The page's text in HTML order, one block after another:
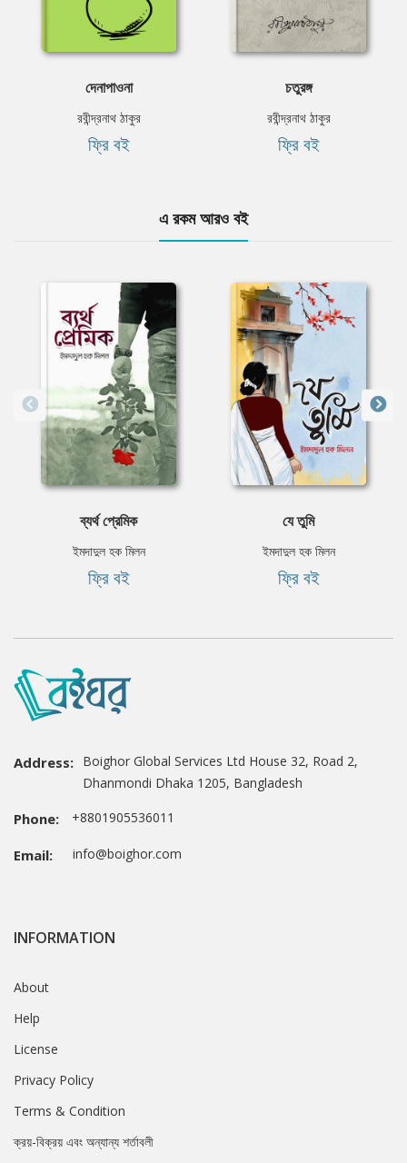
দেনাপাওনা
রবীন্দ্রনাথ ঠাকুর
ফ্রি বই
চতুরঙ্গ
রবীন্দ্রনাথ ঠাকুর
ফ্রি বই
এ রকম আরও বই
ব্যর্থ প্রেমিক
ইমদাদুল হক মিলন
ফ্রি বই
যে তুমি
ইমদাদুল হক মিলন
ফ্রি বই
Address: Boighor Global Services Ltd House 32, Road 2,
Dhanmondi Dhaka 1205, Bangladesh
Phone: +8801905536011
Email: info@boighor.com
INFORMATION
About
Help
License
Privacy Policy
Terms & Condition
ক্রয়-বিক্রয় এবং অন্যান্য শর্তাবলী